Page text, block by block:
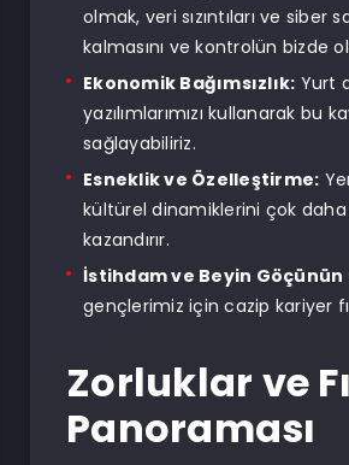
olmak, veri sızıntıları ve siber
kalmasını ve kontrolün bizde
Ekonomik Bağımsızlık: Yurt
yazılımlarımızı kullanarak
sağlayabiliriz.
Esneklik ve Özelleştirme:
kültürel dinamiklerini çok
kazandırır.
İstihdam ve Beyin Göçünün
gençlerimiz için cazip kariyer
Zorluklar ve
Panoraması